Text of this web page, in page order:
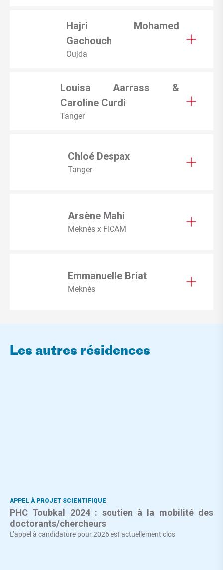
Hajri Mohamed
Gachouch
Oujda
Louisa Aarrass &
Caroline Curdi
Tanger
Chloé Despax
Tanger
Arsène Mahi
Meknès x FICAM
Emmanuelle Briat
Meknès
Les autres résidences
APPEL À PROJET SCIENTIFIQUE
PHC Toubkal 2024 : soutien à la mobilité des
doctorants/chercheurs
L’appel à candidature pour 2026 est actuellement clos